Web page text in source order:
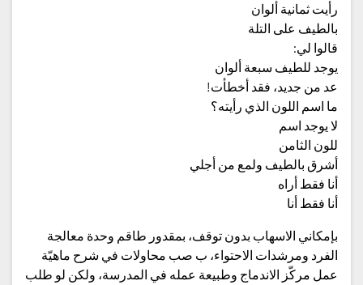
رأيت ثمانية ألوان
بالطيف على التلة
قالوا لي:
يوجد للطيف سبعة ألوان
عد من جديد، فقد أخطأت!
ما اسم اللون الذي رأيته؟
لا يوجد اسم
للون الثامن
أشرق بالطيف ولمع من أجلي
أنا فقط أراه
أنا فقط أنا
بإمكاني الاسهاب بدون توقف، بمقدور طاقم وحدة معالجة
الفرد ومرشدات الاحتواء، ب صب محاولات في شرح ماهيّة
عمل مركّز الاندماج وطبيعة عمله في المدرسة، ولكن لو طلب